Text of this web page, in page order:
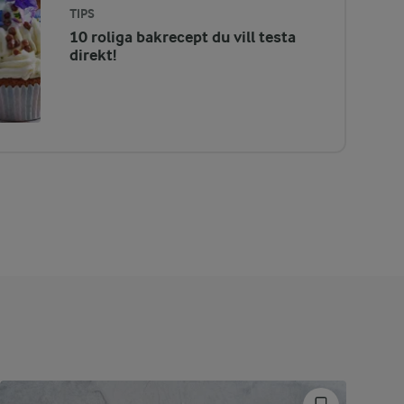
TIPS
10 roliga bakrecept du vill testa
direkt!